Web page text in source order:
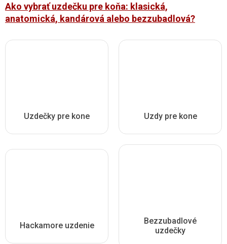
Ako vybrať uzdečku pre koňa: klasická,
anatomická, kandárová alebo bezzubadlová?
Uzdečky pre kone Uzdy pre kone
Hackamore uzdenie
Bezzubadlové
uzdečky